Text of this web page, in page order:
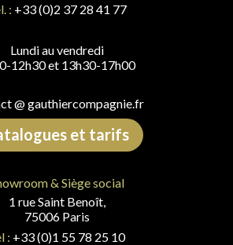
: +33 (0)2 37 28 41 77
Lundi au vendredi
12h30 et 13h30-17h00
@ gauthiercompagnie.fr
et tarifs
& Siège social
1 rue Saint Benoît,
75006 Paris
: +33 (0)1 55 78 25 10